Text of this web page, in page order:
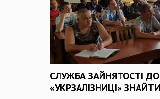
СЛУЖБА ЗАЙНЯТОСТІ
«УКРЗАЛІЗНИЦІ»